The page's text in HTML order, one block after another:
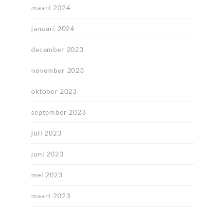
maart 2024
januari 2024
december 2023
november 2023
oktober 2023
september 2023
juli 2023
juni 2023
mei 2023
maart 2023